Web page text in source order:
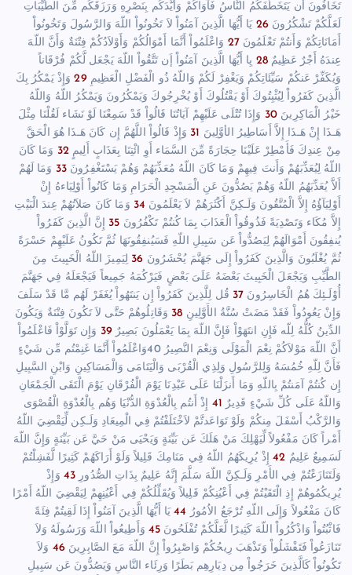
تَخَافُونَ أَن يَتَخَطَّفَكُمُ النَّاسُ فَآوَاكُمْ وَأَيَّدَكُم بِنَصْرِهِ وَرَزَقَكُم مِّنَ الطَّيِّبَاتِ
لَعَلَّكُمْ تَشْكُرُونَ 26 يَا أَيُّهَا الَّذِينَ آمَنُواْ لاَ تَخُونُواْ اللّهَ وَالرَّسُولَ وَتَخُونُواْ
أَمَانَاتِكُمْ وَأَنتُمْ تَعْلَمُونَ27 وَاعْلَمُواْ أَنَّمَا أَمْوَالُكُمْ وَأَوْلاَدُكُمْ فِتْنَةٌ وَأَنَّ اللّهَ
عِندَهُ أَجْرٌ عَظِيمٌ28 يِا أَيُّهَا الَّذِينَ آمَنُواْ إَن تَتَّقُواْ اللّهَ يَجْعَل لَّكُمْ فُرْقَاناً
وَيُكَفِّرْ عَنكُمْ سَيِّئَاتِكُمْ وَيَغْفِرْ لَكُمْ وَاللّهُ ذُو الْفَضْلِ الْعَظِيمِ29وَإِذْ يَمْكُرُ بِكَ
الَّذِينَ كَفَرُواْ لِيُثْبِتُوكَ أَوْ يَقْتُلُوكَ أَوْ يُخْرِجُوكَ وَيَمْكُرُونَ وَيَمْكُرُ اللّهُ وَاللّهُ
خَيْرُ الْمَاكِرِينَ 30 وَإِذَا تُتْلَى عَلَيْهِمْ آيَاتُنَا قَالُواْ قَدْ سَمِعْنَا لَوْ نَشَاء لَقُلْنَا مِثْلَ
هَـذَا إِنْ هَـذَا إِلاَّ أَسَاطِيرُ الأوَّلِينَ 31 وَإِذْ قَالُواْ اللَّهُمَّ إِن كَانَ هَـذَا هُوَ الْحَقَّ
مِنْ عِندِكَ فَأَمْطِرْ عَلَيْنَا حِجَارَةً مِّنَ السَّمَاء أَوِ ائْتِنَا بِعَذَابٍ أَلِيمٍ 32 وَمَا كَانَ
اللّهُ لِيُعَذِّبَهُمْ وَأَنتَ فِيهِمْ وَمَا كَانَ اللّهُ مُعَذِّبَهُمْ وَهُمْ يَسْتَغْفِرُونَ 33 وَمَا لَهُمْ
أَلاَّ يُعَذِّبَهُمُ اللّهُ وَهُمْ يَصُدُّونَ عَنِ الْمَسْجِدِ الْحَرَامِ وَمَا كَانُواْ أَوْلِيَاءهُ إِنْ
أَوْلِيَآؤُهُ إِلاَّ الْمُتَّقُونَ وَلَـكِنَّ أَكْثَرَهُمْ لاَ يَعْلَمُونَ 34 وَمَا كَانَ صَلاَتُهُمْ عِندَ الْبَيْتِ
إِلاَّ مُكَاء وَتَصْدِيَةً فَذُوقُواْ الْعَذَابَ بِمَا كُنتُمْ تَكْفُرُونَ 35 إِنَّ الَّذِينَ كَفَرُواْ
يُنفِقُونَ أَمْوَالَهُمْ لِيَصُدُّواْ عَن سَبِيلِ اللّهِ فَسَيُنفِقُونَهَا ثُمَّ تَكُونُ عَلَيْهِمْ حَسْرَةً
ثُمَّ يُغْلَبُونَ وَالَّذِينَ كَفَرُواْ إِلَى جَهَنَّمَ يُحْشَرُونَ 36 لِيَمِيزَ اللّهُ الْخَبِيثَ مِنَ
الطَّيِّبِ وَيَجْعَلَ الْخَبِيثَ بَعْضَهُ عَلَىَ بَعْضٍ فَيَرْكُمَهُ جَمِيعاً فَيَجْعَلَهُ فِي جَهَنَّمَ
أُوْلَـئِكَ هُمُ الْخَاسِرُونَ 37 قُل لِلَّذِينَ كَفَرُواْ إِن يَنتَهُواْ يُغَفَرْ لَهُم مَّا قَدْ سَلَفَ
وَإِنْ يَعُودُواْ فَقَدْ مَضَتْ سُنَّةُ الأَوَّلِينِ 38 وَقَاتِلُوهُمْ حَتَّى لاَ تَكُونَ فِتْنَةٌ وَيَكُونَ
الدِّينُ كُلُّهُ لِلّه فَإِنِ انتَهَوْاْ فَإِنَّ اللّهَ بِمَا يَعْمَلُونَ بَصِيرٌ39 وَإِن تَوَلَّوْاْ فَاعْلَمُواْ
أَنَّ اللّهَ مَوْلاَكُمْ نِعْمَ الْمَوْلَى وَنِعْمَ النَّصِيرُ40وَاعْلَمُواْ أَنَّمَا غَنِمْتُم مِّن شَيْءٍ
فَأَنَّ لِلّهِ خُمُسَهُ وَلِلرَّسُولِ وَلِذِي الْقُرْبَى وَالْيَتَامَى وَالْمَسَاكِينِ وَابْنِ السَّبِيلِ
إِن كُنتُمْ آمَنتُمْ بِاللّهِ وَمَا أَنزَلْنَا عَلَى عَبْدِنَا يَوْمَ الْفُرْقَانِ يَوْمَ الْتَقَى الْجَمْعَانِ
وَاللّهُ عَلَى كُلِّ شَيْءٍ قَدِيرٌ 41 إِذْ أَنتُم بِالْعُدْوَةِ الدُّنْيَا وَهُم بِالْعُدْوَةِ الْقُصْوَى
وَالرَّكْبُ أَسْفَلَ مِنكُمْ وَلَوْ تَوَاعَدتَّمْ لاَخْتَلَفْتُمْ فِي الْمِيعَادِ وَلَـكِن لِّيَقْضِيَ اللّهُ
أَمْراً كَانَ مَفْعُولاً لِّيَهْلِكَ مَنْ هَلَكَ عَن بَيِّنَةٍ وَيَحْيَى مَنْ حَيَّ عَن بَيِّنَةٍ وَإِنَّ اللّهَ
لَسَمِيعٌ عَلِيمٌ 42إِذْ يُرِيكَهُمُ اللّهُ فِي مَنَامِكَ قَلِيلاً وَلَوْ أَرَاكَهُمْ كَثِيرًا لَّفَشِلْتُمْ
وَلَتَنَازَعْتُمْ فِي الأَمْرِ وَلَـكِنَّ اللّهَ سَلَّمَ إِنَّهُ عَلِيمٌ بِذَاتِ الصُّدُورِ 43 وَإِذْ
يُرِيكُمُوهُمْ إِذِ الْتَقَيْتُمْ فِي أَعْيُنِكُمْ قَلِيلاً وَيُقَلِّلُكُمْ فِي أَعْيُنِهِمْ لِيَقْضِيَ اللّهُ أَمْرًا
كَانَ مَفْعُولاً وَإِلَى اللّهِ تُرْجَعُ الاُمُورُ 44يَا أَيُّهَا الَّذِينَ آمَنُواْ إِذَا لَقِيتُمْ فِئَةً
فَاثْبُتُواْ وَاذْكُرُواْ اللّهَ كَثِيرًا لَّعَلَّكُمْ تُفْلَحُونَ 45 وَأَطِيعُواْ اللّهَ وَرَسُولَهُ وَلاَ
تَنَازَعُواْ فَتَفْشَلُواْ وَتَذْهَبَ رِيحُكُمْ وَاصْبِرُواْ إِنَّ اللّهَ مَعَ الصَّابِرِينَ 46 وَلاَ
تَكُونُواْ كَالَّذِينَ خَرَجُواْ مِن دِيَارِهِم بَطَرًا وَرِئَاء النَّاسِ وَيَصُدُّونَ عَن سَبِيلِ